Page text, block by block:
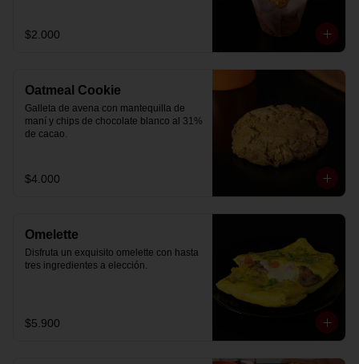
$2.000
Oatmeal Cookie
Galleta de avena con mantequilla de
maní y chips de chocolate blanco al 31%
de cacao.
$4.000
Omelette
Disfruta un exquisito omelette con hasta
tres ingredientes a elección.
$5.900